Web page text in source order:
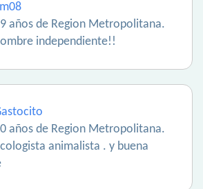
años de Region Metropolitana.
independiente!!
años de Region Metropolitana.
animalista . y buena